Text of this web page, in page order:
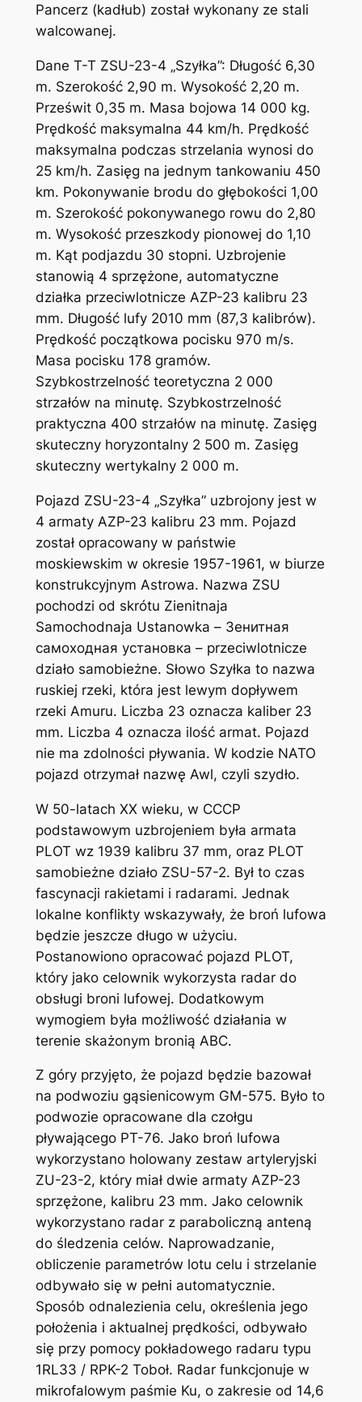
Pancerz (kadłub) został wykonany ze stali
walcowanej.
Dane T-T ZSU-23-4 „Szyłka”: Długość 6,30
m. Szerokość 2,90 m. Wysokość 2,20 m.
Prześwit 0,35 m. Masa bojowa 14 000 kg.
Prędkość maksymalna 44 km/h. Prędkość
maksymalna podczas strzelania wynosi do
25 km/h. Zasięg na jednym tankowaniu 450
km. Pokonywanie brodu do głębokości 1,00
m. Szerokość pokonywanego rowu do 2,80
m. Wysokość przeszkody pionowej do 1,10
m. Kąt podjazdu 30 stopni. Uzbrojenie
stanowią 4 sprzężone, automatyczne
działka przeciwlotnicze AZP-23 kalibru 23
mm. Długość lufy 2010 mm (87,3 kalibrów).
Prędkość początkowa pocisku 970 m/s.
Masa pocisku 178 gramów.
Szybkostrzelność teoretyczna 2 000
strzałów na minutę. Szybkostrzelność
praktyczna 400 strzałów na minutę. Zasięg
skuteczny horyzontalny 2 500 m. Zasięg
skuteczny wertykalny 2 000 m.
Pojazd ZSU-23-4 „Szyłka” uzbrojony jest w
4 armaty AZP-23 kalibru 23 mm. Pojazd
został opracowany w państwie
moskiewskim w okresie 1957-1961, w biurze
konstrukcyjnym Astrowa. Nazwa ZSU
pochodzi od skrótu Zienitnaja
Samochodnaja Ustanowka – Зенитная
самоходная установка – przeciwlotnicze
działo samobieżne. Słowo Szyłka to nazwa
ruskiej rzeki, która jest lewym dopływem
rzeki Amuru. Liczba 23 oznacza kaliber 23
mm. Liczba 4 oznacza ilość armat. Pojazd
nie ma zdolności pływania. W kodzie NATO
pojazd otrzymał nazwę Awl, czyli szydło.
W 50-latach XX wieku, w CCCP
podstawowym uzbrojeniem była armata
PLOT wz 1939 kalibru 37 mm, oraz PLOT
samobieżne działo ZSU-57-2. Był to czas
fascynacji rakietami i radarami. Jednak
lokalne konflikty wskazywały, że broń lufowa
będzie jeszcze długo w użyciu.
Postanowiono opracować pojazd PLOT,
który jako celownik wykorzysta radar do
obsługi broni lufowej. Dodatkowym
wymogiem była możliwość działania w
terenie skażonym bronią ABC.
Z góry przyjęto, że pojazd będzie bazował
na podwoziu gąsienicowym GM-575. Było to
podwozie opracowane dla czołgu
pływającego PT-76. Jako broń lufowa
wykorzystano holowany zestaw artyleryjski
ZU-23-2, który miał dwie armaty AZP-23
sprzężone, kalibru 23 mm. Jako celownik
wykorzystano radar z paraboliczną anteną
do śledzenia celów. Naprowadzanie,
obliczenie parametrów lotu celu i strzelanie
odbywało się w pełni automatycznie.
Sposób odnalezienia celu, określenia jego
położenia i aktualnej prędkości, odbywało
się przy pomocy pokładowego radaru typu
1RL33 / RPK-2 Toboł. Radar funkcjonuje w
mikrofalowym paśmie Ku, o zakresie od 14,6